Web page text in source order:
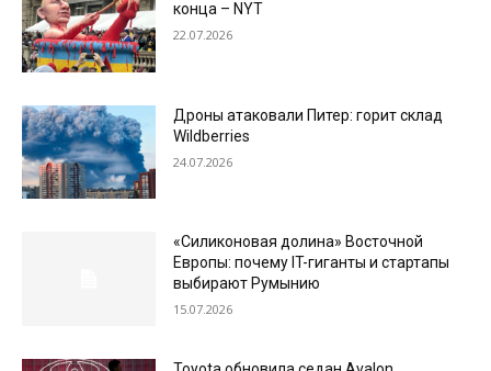
конца – NYT
22.07.2026
Дроны атаковали Питер: горит склад
Wildberries
24.07.2026
«Силиконовая долина» Восточной
Европы: почему IT-гиганты и стартапы
выбирают Румынию
15.07.2026